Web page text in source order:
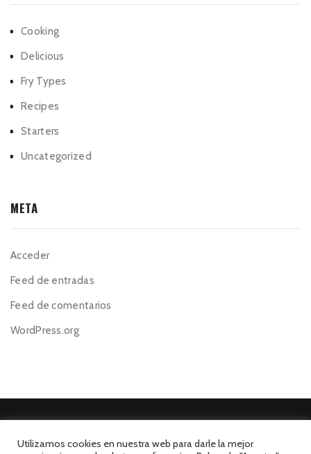
Cooking
Delicious
Fry Types
Recipes
Starters
Uncategorized
META
Acceder
Feed de entradas
Feed de comentarios
WordPress.org
Utilizamos cookies en nuestra web para darle la mejor